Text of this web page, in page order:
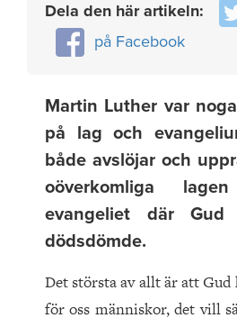
Dela den här artikeln:
på Facebook
Martin Luther var
på lag och
både avslöjar och
oöverkomliga
evangeliet där Gud
dödsdömde.
Det största av allt är att Gud
för oss människor, det vill